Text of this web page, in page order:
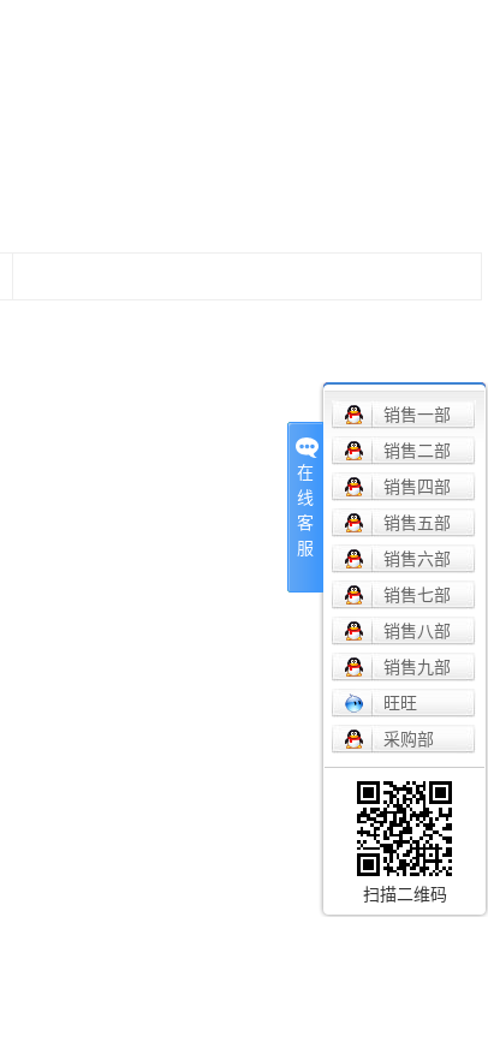
在
线
客
服
销售一部
销售二部
销售四部
销售五部
销售六部
销售七部
销售八部
销售九部
旺旺
采购部
扫描二维码